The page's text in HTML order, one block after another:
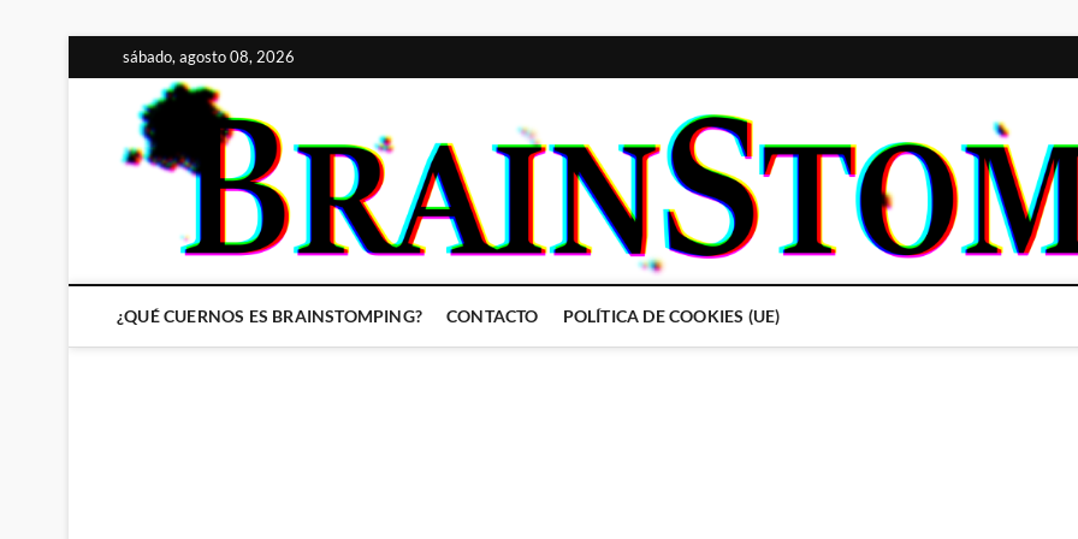
al
contenido
sábado, agosto 08, 2026
¿QUÉ CUERNOS ES BRAINSTOMPING? CONTACTO POLÍTICA DE COOKIES (UE)